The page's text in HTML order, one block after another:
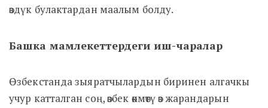
өздүк булактардан маалым болду.
Башка мамлекеттердеги иш-чаралар
Өзбекстанда зыяратчылардын биринен алгачкы
учур катталган соң, өзбек өкмөтү өз жарандарын